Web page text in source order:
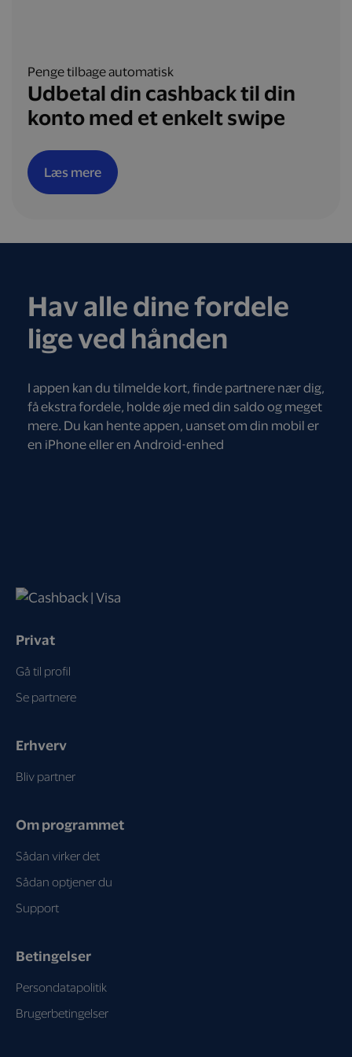
Penge tilbage automatisk
Udbetal din cashback til din
konto med et enkelt swipe
Læs mere
Hav alle dine fordele
lige ved hånden
I appen kan du tilmelde kort, finde partnere nær dig,
få ekstra fordele, holde øje med din saldo og meget
mere. Du kan hente appen, uanset om din mobil er
en iPhone eller en Android-enhed
Privat
Gå til profil
Se partnere
Erhverv
Bliv partner
Om programmet
Sådan virker det
Sådan optjener du
Support
Betingelser
Persondatapolitik
Brugerbetingelser